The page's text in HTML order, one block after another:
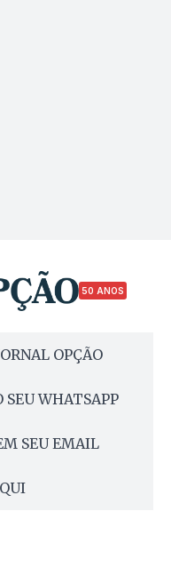
50 ANOS
OPÇÃO
SEU WHATSAPP
SEU EMAIL